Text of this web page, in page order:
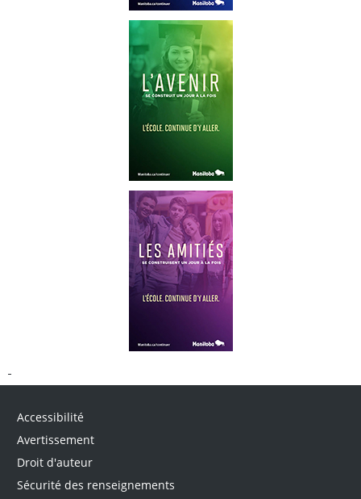
Accessibilité
Avertissement
Droit d'auteur
Sécurité des renseignements